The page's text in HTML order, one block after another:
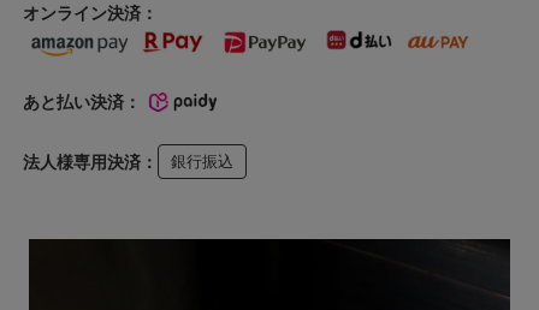
オンライン決済：
あと払い決済：
法人様専用決済： 銀行振込